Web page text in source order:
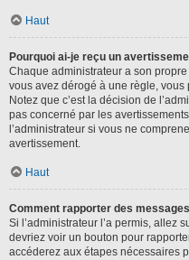
Haut
Pourquoi ai-je reçu un
Chaque administrateur a son
vous avez dérogé à une règle,
Notez que c’est la décision de
pas concerné par les
l’administrateur si vous ne
avertissement.
Haut
Comment rapporter des
Si l’administrateur l’a permis, allez
devriez voir un bouton pour
accéderez aux étapes nécessaires